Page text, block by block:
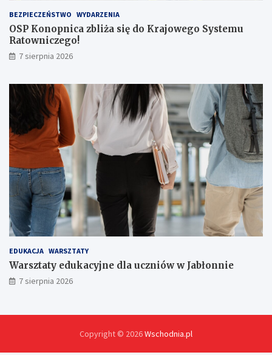
a
ż
e
r
!
BEZPIECZEŃSTWO WYDARZENIA
OSP Konopnica zbliża się do Krajowego Systemu
Ratowniczego!
7 sierpnia 2026
EDUKACJA WARSZTATY
Warsztaty edukacyjne dla uczniów w Jabłonnie
7 sierpnia 2026
Copyright © 2026Wschodnia.pl